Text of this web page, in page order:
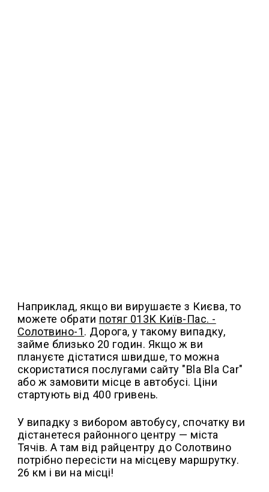
Наприклад, якщо ви вирушаєте з Києва, то
можете обрати потяг 013К Київ-Пас. -
Солотвино-1. Дорога, у такому випадку,
займе близько 20 годин. Якщо ж ви
плануєте дістатися швидше, то можна
скористатися послугами сайту "Bla Bla Car"
або ж замовити місце в автобусі. Ціни
стартують від 400 гривень.
У випадку з вибором автобусу, спочатку ви
дістанетеся районного центру — міста
Тячів. А там від райцентру до Солотвино
потрібно пересісти на місцеву маршрутку.
26 км і ви на місці!